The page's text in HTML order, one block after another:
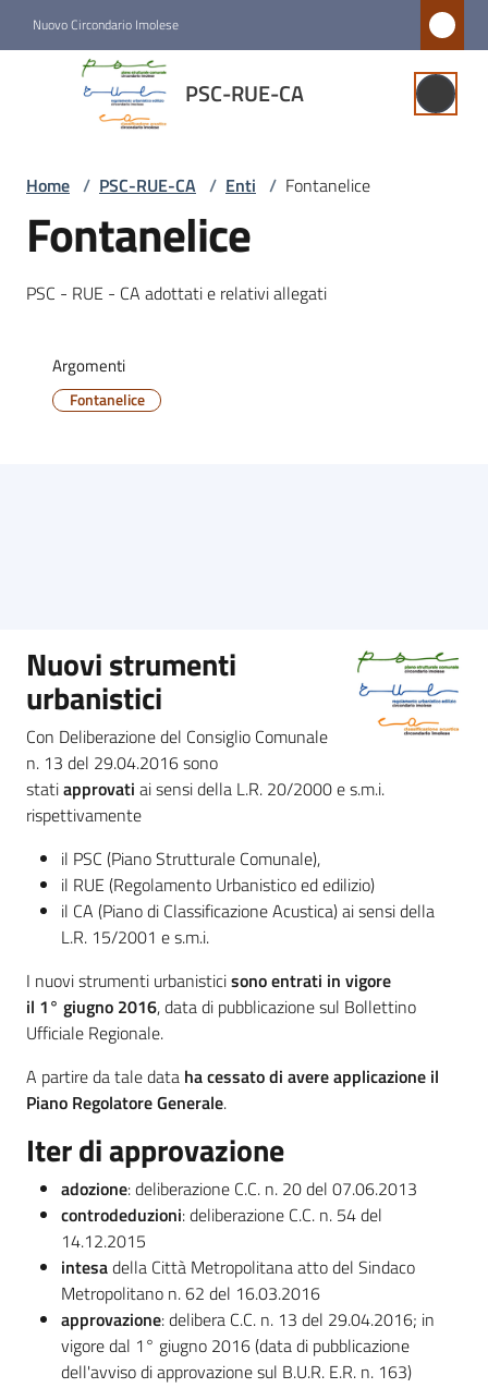
Nuovo Circondario Imolese
PSC-RUE-CA
PSC-
RUE-
CA
Psc-
Rue-
Ca
Quadro
conoscitivo
Link
utili
Amministrazione
Servizi
Vivere il
Circondario
Home / PSC-RUE-CA / Enti / Fontanelice
Fontanelice
PSC - RUE - CA adottati e relativi allegati
Argomenti
Fontanelice
Nuovi strumenti
urbanistici
Con Deliberazione del Consiglio Comunale
n. 13 del 29.04.2016 sono
statiapprovati ai sensi della L.R. 20/2000 e s.m.i.
rispettivamente
il PSC (Piano Strutturale Comunale),
il RUE (Regolamento Urbanistico ed edilizio)
il CA (Piano di Classificazione Acustica) ai sensi della
L.R. 15/2001 e s.m.i.
I nuovi strumenti urbanisticisono entrati in vigore
il 1° giugno 2016, data di pubblicazione sul Bollettino
Ufficiale Regionale.
A partire da tale data ha cessato di avere applicazione il
Piano Regolatore Generale.
Iter di approvazione
adozione: deliberazione C.C. n. 20 del 07.06.2013
controdeduzioni: deliberazione C.C. n. 54 del
14.12.2015
intesadella Città Metropolitana atto del Sindaco
Metropolitano n. 62 del 16.03.2016
approvazione: delibera C.C. n. 13 del 29.04.2016; in
vigore dal 1° giugno 2016 (data di pubblicazione
dell'avviso di approvazione sul B.U.R. E.R. n. 163)